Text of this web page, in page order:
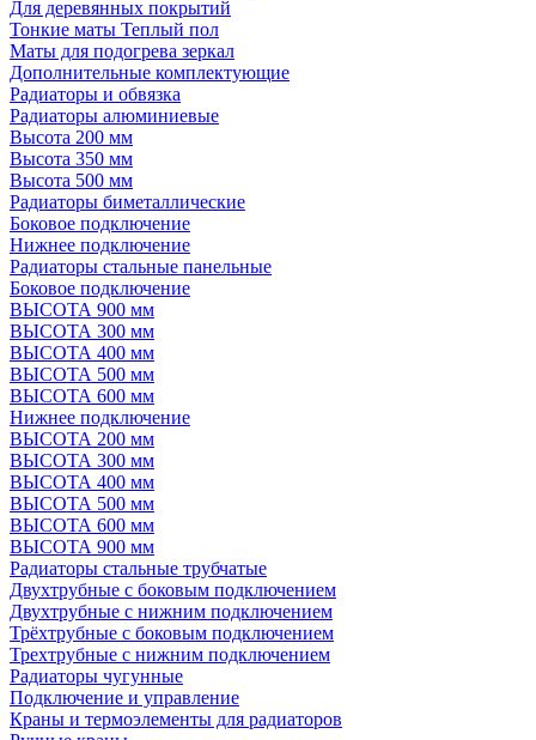
Для деревянных покрытий
Тонкие маты Теплый пол
Маты для подогрева зеркал
Дополнительные комплектующие
Радиаторы и обвязка
Радиаторы алюминиевые
Высота 200 мм
Высота 350 мм
Высота 500 мм
Радиаторы биметаллические
Боковое подключение
Нижнее подключение
Радиаторы стальные панельные
Боковое подключение
ВЫСОТА 900 мм
ВЫСОТА 300 мм
ВЫСОТА 400 мм
ВЫСОТА 500 мм
ВЫСОТА 600 мм
Нижнее подключение
ВЫСОТА 200 мм
ВЫСОТА 300 мм
ВЫСОТА 400 мм
ВЫСОТА 500 мм
ВЫСОТА 600 мм
ВЫСОТА 900 мм
Радиаторы стальные трубчатые
Двухтрубные с боковым подключением
Двухтрубные с нижним подключением
Трёхтрубные с боковым подключением
Трехтрубные с нижним подключением
Радиаторы чугунные
Подключение и управление
Краны и термоэлементы для радиаторов